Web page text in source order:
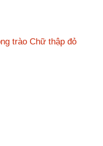
trào Chữ thập đỏ